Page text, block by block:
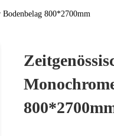
800*2700mm